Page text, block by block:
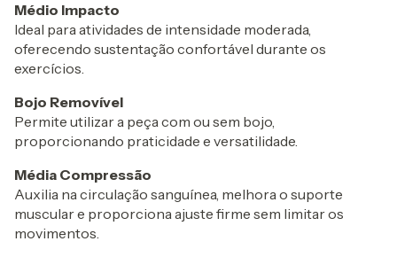
Médio Impacto
Ideal para atividades de intensidade moderada,
oferecendo sustentação confortável durante os
exercícios.
Bojo Removível
Permite utilizar a peça com ou sem bojo,
proporcionando praticidade e versatilidade.
Média Compressão
Auxilia na circulação sanguínea, melhora o suporte
muscular e proporciona ajuste firme sem limitar os
movimentos.